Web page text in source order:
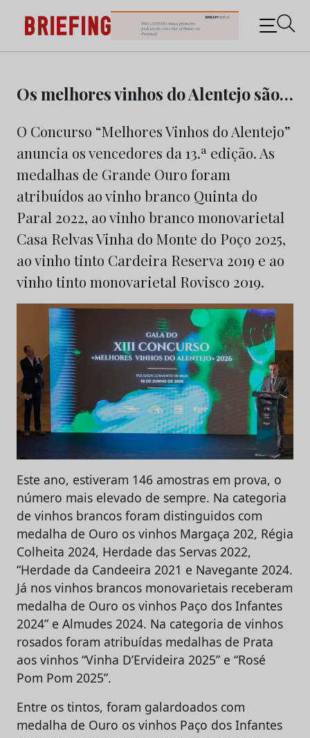
content
Briefing: Todas as notícias sobre os negócios do
Marketing e da Publicidade
Os melhores vinhos do Alentejo são…
O Concurso “Melhores Vinhos do Alentejo”
anuncia os vencedores da 13.ª edição. As
medalhas de Grande Ouro foram
atribuídos ao vinho branco Quinta do
Paral 2022, ao vinho branco monovarietal
Casa Relvas Vinha do Monte do Poço 2025,
ao vinho tinto Cardeira Reserva 2019 e ao
vinho tinto monovarietal Rovisco 2019.
Este ano, estiveram 146 amostras em prova, o
número mais elevado de sempre. Na categoria
de vinhos brancos foram distinguidos com
medalha de Ouro os vinhos Margaça 202, Régia
Colheita 2024, Herdade das Servas 2022,
“Herdade da Candeeira 2021 e Navegante 2024.
Já nos vinhos brancos monovarietais receberam
medalha de Ouro os vinhos Paço dos Infantes
2024” e Almudes 2024. Na categoria de vinhos
rosados foram atribuídas medalhas de Prata
aos vinhos “Vinha D’Ervideira 2025” e “Rosé
Pom Pom 2025”.
Entre os tintos, foram galardoados com
medalha de Ouro os vinhos Paço dos Infantes